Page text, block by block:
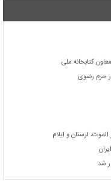
کتابخانه ملی
حرم رضوی
لرستان و ایلام
شد